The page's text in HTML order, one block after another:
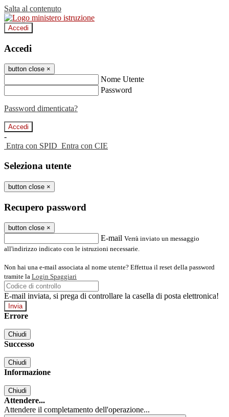
Salta al contenuto
Accedi
Accedi
button close ×
Nome Utente
Password
Password dimenticata?
-
Entra con SPID Entra con CIE
Seleziona utente
button close ×
Recupero password
button close ×
E-mail Verrà inviato un messaggio
all'indirizzo indicato con le istruzioni necessarie.
Non hai una e-mail associata al nome utente? Effettua il reset della password
tramite la Login Spaggiari
E-mail inviata, si prega di controllare la casella di posta elettronica!
Errore
Chiudi
Successo
Chiudi
Informazione
Chiudi
Attendere...
Attendere il completamento dell'operazione...